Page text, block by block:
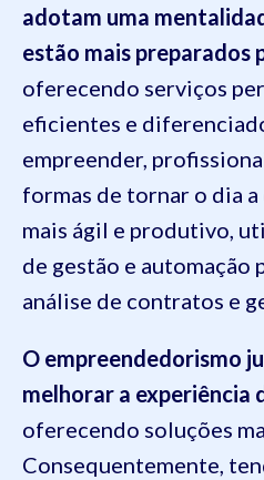
adotam uma
estão mais preparados
oferecendo serviços
eficientes e
empreender,
formas de tornar o dia
mais ágil e produtivo,
de gestão e automação
análise de contratos e
O empreendedorismo
melhorar a experiência
oferecendo soluções
Consequentemente,